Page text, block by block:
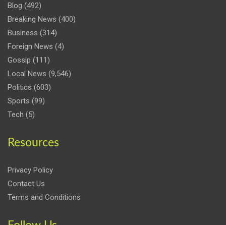
Blog (492)
Breaking News (400)
Business (314)
Foreign News (4)
Gossip (111)
Local News (9,546)
Politics (603)
Sports (99)
Tech (5)
Resources
Privacy Policy
Contact Us
Terms and Conditions